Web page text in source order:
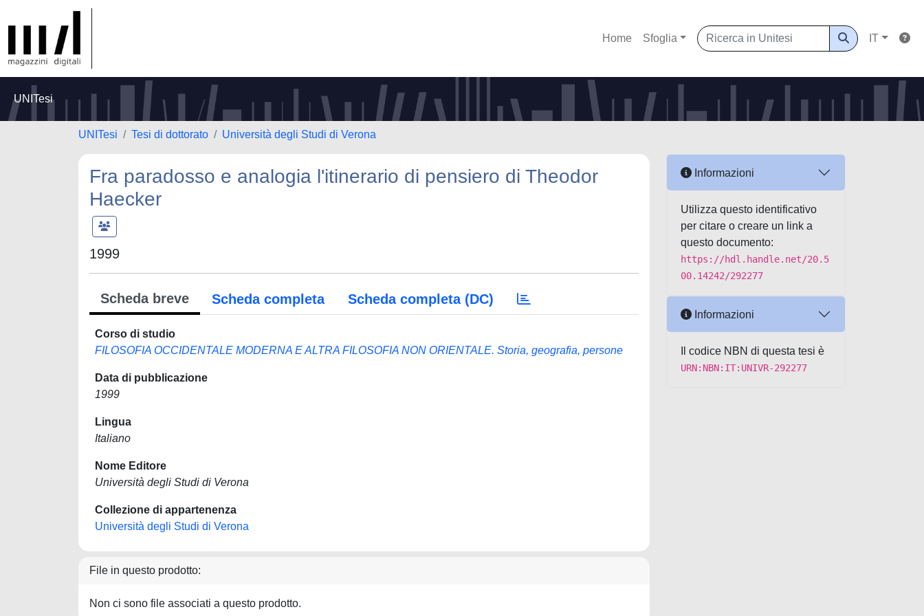
Home Sfoglia IT
UNITesi
UNITesi Tesi di dottorato Università degli Studi di Verona
Fra paradosso e analogia l'itinerario di pensiero di Theodor
Haecker
1999
Scheda breve Scheda completa Scheda completa (DC)
Corso di studio
FILOSOFIA OCCIDENTALE MODERNA E ALTRA FILOSOFIA NON ORIENTALE. Storia, geografia, persone
Data di pubblicazione
1999
Lingua
Italiano
Nome Editore
Università degli Studi di Verona
Collezione di appartenenza
Università degli Studi di Verona
File in questo prodotto:
Non ci sono file associati a questo prodotto.
Informazioni
Utilizza questo identificativo
per citare o creare un link a
questo documento:
https://hdl.handle.net/20.5
00.14242/292277
Informazioni
Il codice NBN di questa tesi è
URN:NBN:IT:UNIVR-292277